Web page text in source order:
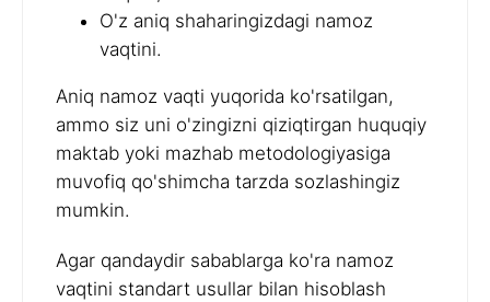
O'z aniq shaharingizdagi namoz
vaqtini.
Aniq namoz vaqti yuqorida ko'rsatilgan,
ammo siz uni o'zingizni qiziqtirgan huquqiy
maktab yoki mazhab metodologiyasiga
muvofiq qo'shimcha tarzda sozlashingiz
mumkin.
Agar qandaydir sabablarga ko'ra namoz
vaqtini standart usullar bilan hisoblash